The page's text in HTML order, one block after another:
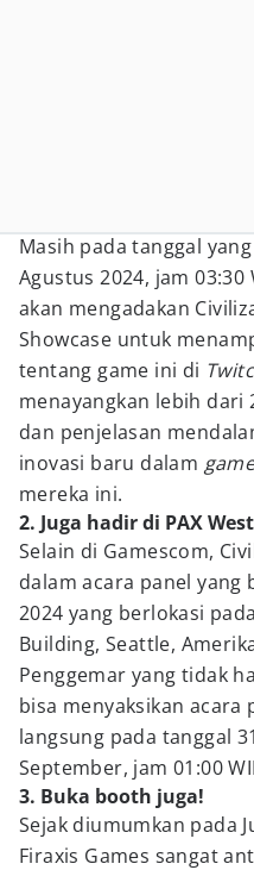
Masih pada tanggal
Agustus 2024, jam 03:30
akan mengadakan
Showcase untuk
tentang game ini di
menayangkan lebih
dan penjelasan
inovasi baru dalam
mereka ini.
2. Juga hadir di PAX
Selain di Gamescom,
dalam acara panel yang
2024 yang berlokasi
Building, Seattle,
Penggemar yang tidak
bisa menyaksikan acara
langsung pada tanggal
September, jam 01:00
3. Buka booth juga!
Sejak diumumkan pada
Firaxis Games sangat